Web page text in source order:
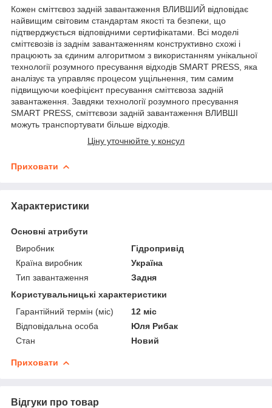
Кожен сміттєвоз задній завантаження ВЛИВШИЙ відповідає
найвищим світовим стандартам якості та безпеки, що
підтверджується відповідними сертифікатами. Всі моделі
сміттєвозів із заднім завантаженням конструктивно схожі і
працюють за єдиним алгоритмом з використанням унікальної
технології розумного пресування відходів SMART PRESS, яка
аналізує та управляє процесом ущільнення, тим самим
підвищуючи коефіцієнт пресування сміттєвоза задній
завантаження. Завдяки технології розумного пресування
SMART PRESS, сміттєвози задній завантаження ВЛИВШІ
можуть транспортувати більше відходів.
Ціну уточнюйте у консул
Приховати
Характеристики
Основні атрибути
Виробник
Гідропривід
Країна виробник
Україна
Тип завантаження
Задня
Користувальницькі характеристики
Гарантійний термін (міс)
12 міс
Відповідальна особа
Юля Рибак
Стан
Новий
Приховати
Відгуки про товар